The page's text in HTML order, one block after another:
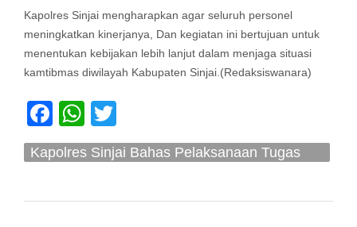
Kapolres Sinjai mengharapkan agar seluruh personel
meningkatkan kinerjanya, Dan kegiatan ini bertujuan untuk
menentukan kebijakan lebih lanjut dalam menjaga situasi
kamtibmas diwilayah Kabupaten Sinjai.(Redaksiswanara)
Facebook
WhatsApp
Kapolres Sinjai Bahas Pelaksanaan Tugas